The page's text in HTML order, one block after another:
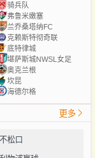
骑兵队
弗鲁米嫩塞
兰乔桑塔纳FC
克赖斯特彻奇联
底特律城
堪萨斯城NWSL女足
奥克兰根
坎昆
海德尔格
更多
松口